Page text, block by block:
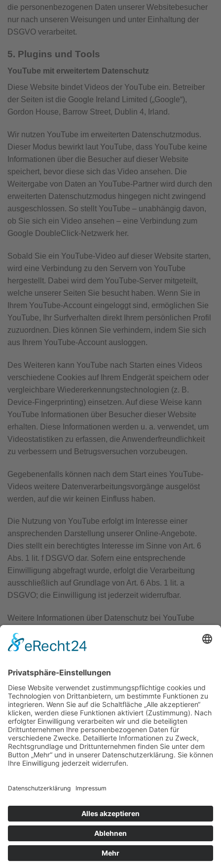
die personenbezogenen Daten unserer Websitebesucher
nur nach unseren Weisungen und unter Einhaltung der
DSGVO verarbeitet.
5. Plugins und Tools
YouTube mit erweitertem Datenschutz
Diese Website bindet Videos der YouTube ein. Betreiber
der Seiten ist die Google Ireland Limited („Google“),
Gordon House, Barrow Street, Dublin 4, Irland.
Wir nutzen YouTube im erweiterten Datenschutzmodus.
Dieser Modus bewirkt laut YouTube, dass YouTube keine
Informationen über die Besucher auf dieser Website
speichert, bevor diese sich das Video ansehen. Die
Weitergabe von Daten an YouTube-Partner wird durch den
erweiterten Datenschutzmodus hingegen nicht zwingend
ausgeschlossen. So stellt YouTube – unabhängig davon,
ob Sie sich ein Video ansehen – eine Verbindung zum
Google DoubleClick-Netzwerk her.
Sobald Sie ein YouTube-Video auf dieser Website starten,
wird eine Verbindung zu den Servern von YouTube
hergestellt. Dabei wird dem YouTube-Server mitgeteilt,
welche unserer Seiten Sie besucht haben. Wenn Sie in
Ihrem YouTube-Account eingeloggt sind, ermöglichen Sie
YouTube, Ihr Surfverhalten direkt Ihrem persönlichen Profil
zuzuordnen. Dies können Sie verhindern, indem Sie sich
aus Ihrem YouTube-Account ausloggen.
Des Weiteren kann YouTube nach Starten eines Videos
verschiedene Cookies auf Ihrem Endgerät speichern oder
vergleichbare Wiedererkennungstechnologien (z. B.
Device-Fingerprinting) einsetzen. Auf diese Weise kann
YouTube Informationen über Besucher dieser Website
erhalten. Diese Informationen werden u. a. verwendet, um
Videostatistiken zu erfassen, die Anwenderfreundlichkeit
zu verbessern und Betrugsversuchen vorzubeugen.
Gegebenenfalls können nach dem Start eines YouTube-
Videos weitere Datenverarbeitungsvorgänge ausgelöst
werden, auf die wir keinen Einfluss haben.
Die Nutzung von YouTube erfolgt im Interesse einer
ansprechenden Darstellung unserer Online-Angebote.
Dies stellt ein berechtigtes Interesse im Sinne von Art. 6
Abs. 1 lit. f DSGVO dar. Sofern eine entsprechende
Einwilligung abgefragt wurde, erfolgt die Verarbeitung
ausschließlich auf Grundlage von Art. 6 Abs. 1 lit. a
DSGVO; die Einwilligung ist jederzeit widerrufbar.
Weitere Informationen über Datenschutz bei YouTube
https://policies.google.com/privacy?hl=de
Schriftarten so genannte Web Fonts, die von Google
bereitgestellt werden. Die Google Fonts sind lokal
installiert. Eine Verbindung zu Servern von Google findet
dabei nicht statt.
Weitere Informationen zu Google Web Fonts finden Sie
unterhttps://developers.google.com/fonts/faq
https://policies.google.com/privacy?hl=de
Impressum|Datenschutz|Kontakt|Cookie-Einstellungen